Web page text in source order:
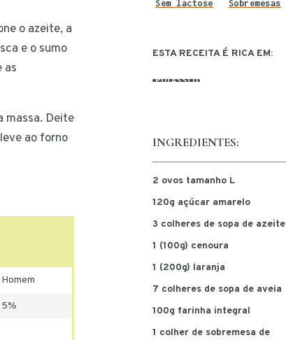
o azeite, a
e o sumo
as
massa. Deite
ao forno
Homem
5%
Sem lactose Sobremesas
ESTA RECEITA É RICA EM:
POTÁSSIO
INGREDIENTES:
2 ovos tamanho L
120g açúcar amarelo
3 colheres de sopa de azeite
1 (100g) cenoura
1 (200g) laranja
7 colheres de sopa de aveia
100g farinha integral
1 colher de sobremesa de